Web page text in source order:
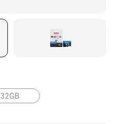
32GB